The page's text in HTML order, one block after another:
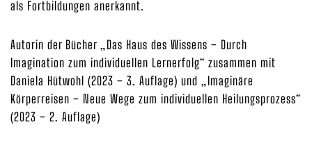
als Fortbildungen anerkannt.
Autorin der Bücher „Das Haus des Wissens – Durch
Imagination zum individuellen Lernerfolg“ zusammen mit
Daniela Hütwohl (2023 – 3. Auflage) und „Imaginäre
Körperreisen – Neue Wege zum individuellen Heilungsprozess“
(2023 – 2. Auflage)